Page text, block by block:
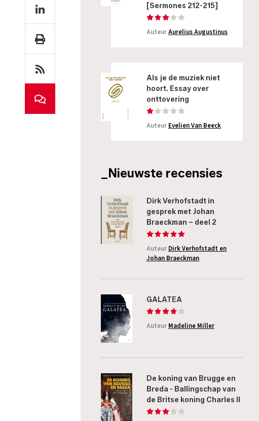
[Sermones 212-215]
AuteurAurelius Augustinus
Als je de muziek niet
hoort. Essay over
onttovering
Auteur Evelien Van Beeck
_Nieuwste recensies
Dirk Verhofstadt in
gesprek met Johan
Braeckman – deel 2
Auteur Dirk Verhofstadt en
Johan Braeckman
GALATEA
Auteur Madeline Miller
De koning van Brugge en
Breda - Ballingschap van
de Britse koning Charles II